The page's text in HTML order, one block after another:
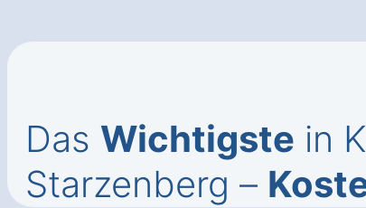
Das Wichtigste in
Starzenberg –